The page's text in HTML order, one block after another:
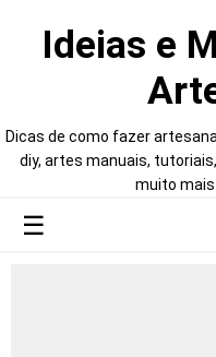
Ideias e
Dicas de como fazer
diy, artes manuais,
muito mais